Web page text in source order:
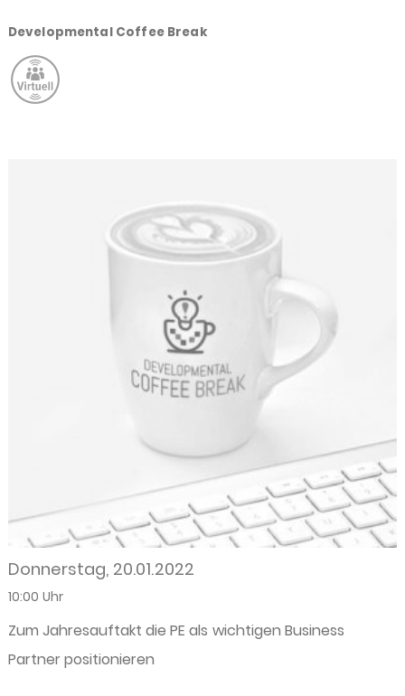
Developmental Coffee Break
Donnerstag, 20.01.2022
10:00 Uhr
Zum Jahresauftakt die PE als wichtigen Business
Partner positionieren